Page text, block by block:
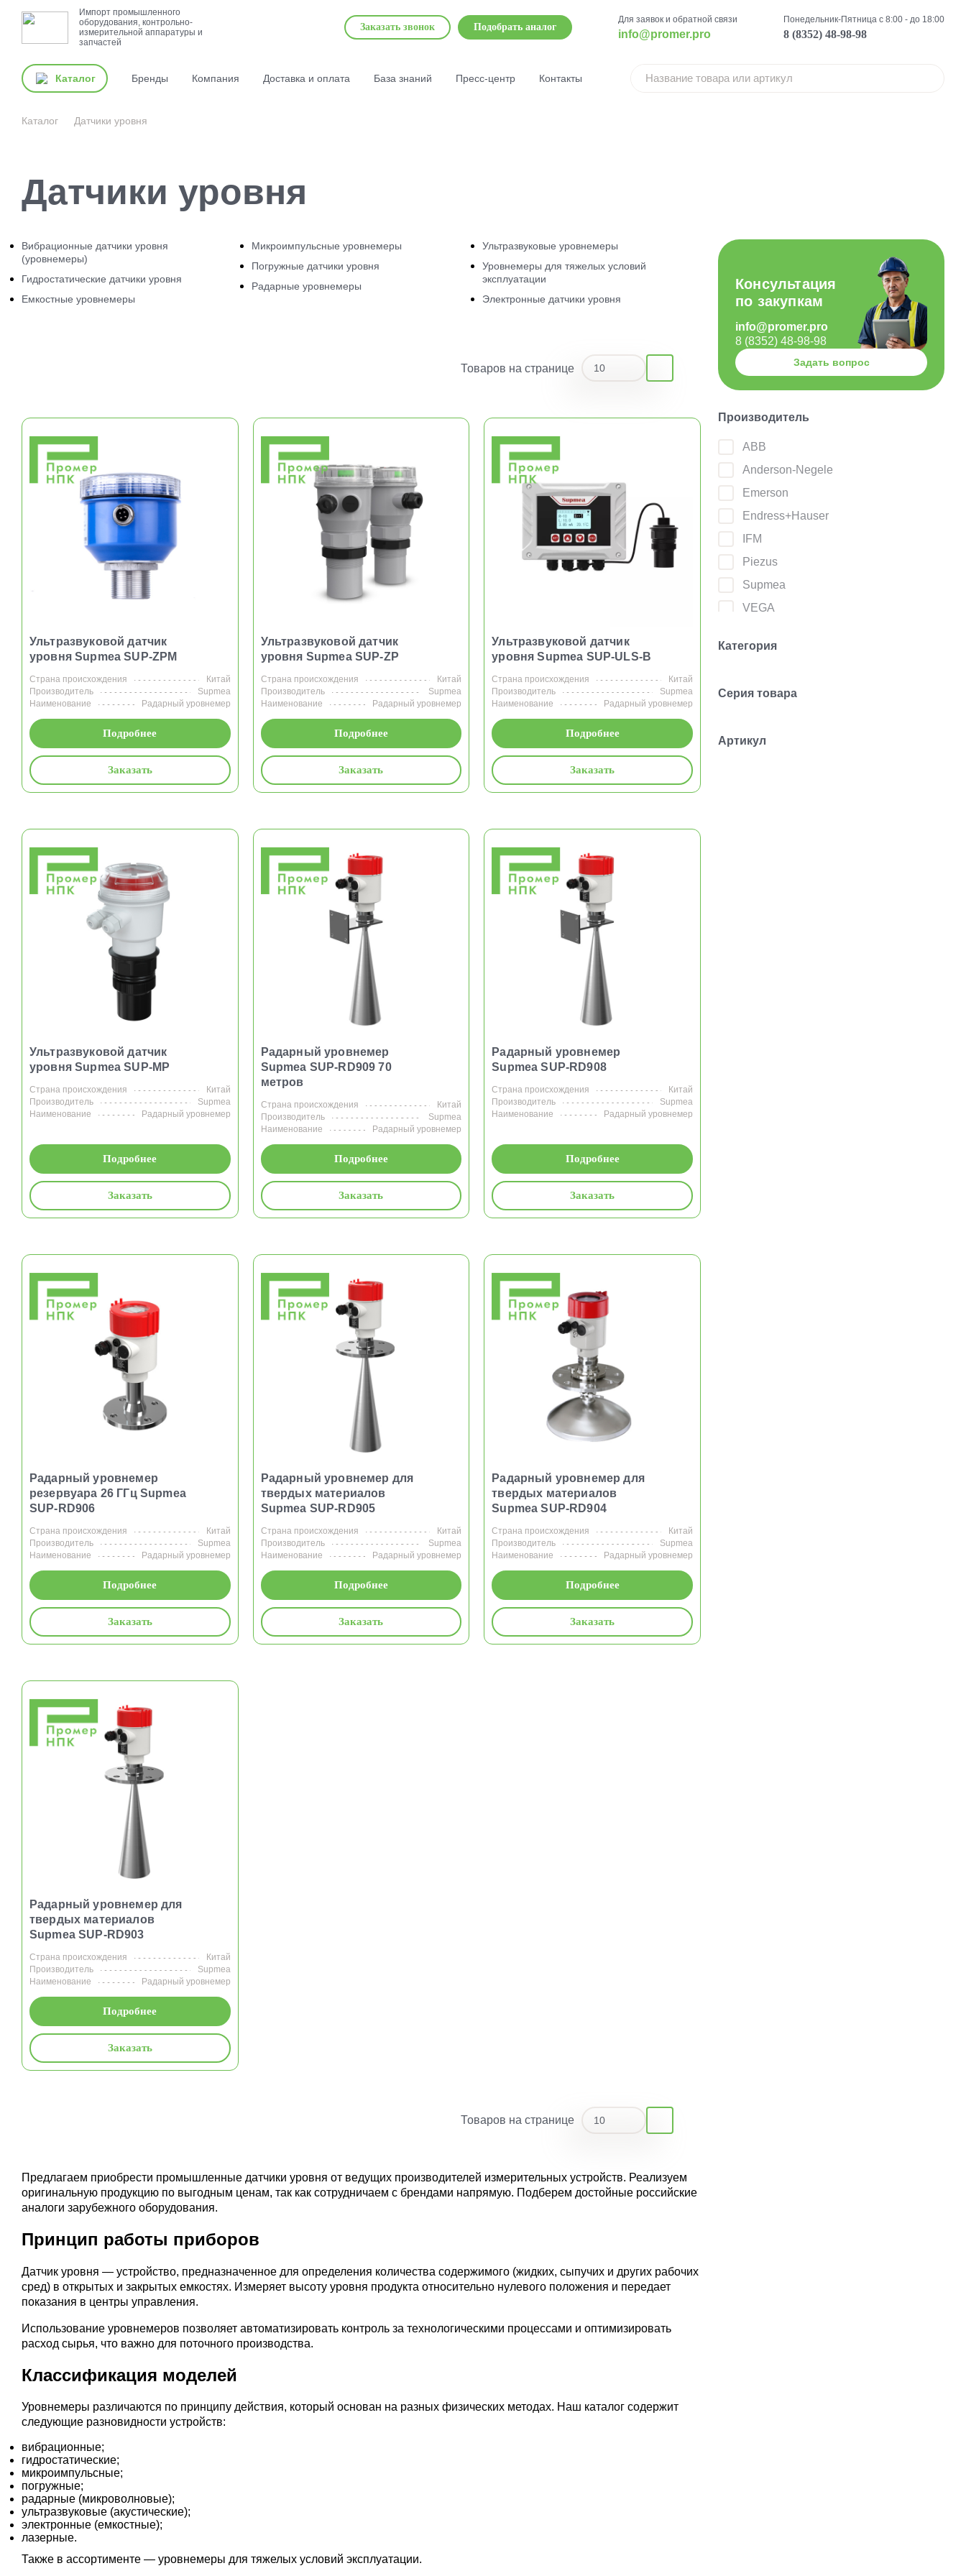
Импорт промышленного
оборудования, контрольно-
измерительной аппаратуры и
запчастей
Заказать звонок Подобрать аналог
Для заявок и обратной связи
info@promer.pro
Понедельник-Пятница с 8:00 - до 18:00
8 (8352) 48-98-98
Каталог Бренды Компания Доставка и оплата База знаний Пресс-центр Контакты
Каталог Датчики уровня
Датчики уровня
Вибрационные датчики уровня
(уровнемеры)
Гидростатические датчики уровня
Емкостные уровнемеры
Микроимпульсные уровнемеры
Погружные датчики уровня
Радарные уровнемеры
Ультразвуковые уровнемеры
Уровнемеры для тяжелых условий
эксплуатации
Электронные датчики уровня
Консультация
по закупкам
info@promer.pro
8 (8352) 48-98-98
Задать вопрос
Производитель
ABB
Anderson-Negele
Emerson
Endress+Hauser
IFM
Piezus
Supmea
VEGA
Категория
Серия товара
Артикул
Товаров на странице 10
Ультразвуковой датчик
уровня Supmea SUP-ZPM
Страна происхождения
Китай
Производитель
Supmea
Наименование
Радарный уровнемер
Подробнее
Заказать
Ультразвуковой датчик
уровня Supmea SUP-ZP
Страна происхождения
Китай
Производитель
Supmea
Наименование
Радарный уровнемер
Подробнее
Заказать
Ультразвуковой датчик
уровня Supmea SUP-ULS-B
Страна происхождения
Китай
Производитель
Supmea
Наименование
Радарный уровнемер
Подробнее
Заказать
Ультразвуковой датчик
уровня Supmea SUP-MP
Страна происхождения
Китай
Производитель
Supmea
Наименование
Радарный уровнемер
Подробнее
Заказать
Радарный уровнемер
Supmea SUP-RD909 70
метров
Страна происхождения
Китай
Производитель
Supmea
Наименование
Радарный уровнемер
Подробнее
Заказать
Радарный уровнемер
Supmea SUP-RD908
Страна происхождения
Китай
Производитель
Supmea
Наименование
Радарный уровнемер
Подробнее
Заказать
Радарный уровнемер
резервуара 26 ГГц Supmea
SUP-RD906
Страна происхождения
Китай
Производитель
Supmea
Наименование
Радарный уровнемер
Подробнее
Заказать
Радарный уровнемер для
твердых материалов
Supmea SUP-RD905
Страна происхождения
Китай
Производитель
Supmea
Наименование
Радарный уровнемер
Подробнее
Заказать
Радарный уровнемер для
твердых материалов
Supmea SUP-RD904
Страна происхождения
Китай
Производитель
Supmea
Наименование
Радарный уровнемер
Подробнее
Заказать
Радарный уровнемер для
твердых материалов
Supmea SUP-RD903
Страна происхождения
Китай
Производитель
Supmea
Наименование
Радарный уровнемер
Подробнее
Заказать
Товаров на странице 10
20
Предлагаем приобрести промышленные датчики уровня от ведущих производителей измерительных устройств. Реализуем
оригинальную продукцию по выгодным ценам, так как сотрудничаем с брендами напрямую. Подберем достойные российские
аналоги зарубежного оборудования.
Принцип работы приборов
Датчик уровня — устройство, предназначенное для определения количества содержимого (жидких, сыпучих и других рабочих
сред) в открытых и закрытых емкостях. Измеряет высоту уровня продукта относительно нулевого положения и передает
показания в центры управления.
Использование уровнемеров позволяет автоматизировать контроль за технологическими процессами и оптимизировать
расход сырья, что важно для поточного производства.
Классификация моделей
Уровнемеры различаются по принципу действия, который основан на разных физических методах. Наш каталог содержит
следующие разновидности устройств:
вибрационные;
гидростатические;
микроимпульсные;
погружные;
радарные (микроволновые);
ультразвуковые (акустические);
электронные (емкостные);
лазерные.
Также в ассортименте — уровнемеры для тяжелых условий эксплуатации.